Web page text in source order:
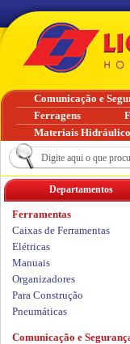
Departamentos
Ferramentas
Caixas de Ferramentas
Elétricas
Manuais
Organizadores
Para Construção
Pneumáticas
Comunicação e
Comunicação e
Ferragens
Materiais